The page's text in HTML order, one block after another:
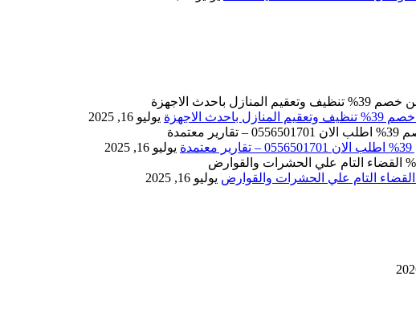
يوليو 16, 2025
يوليو 16, 2025
يوليو 16, 2025